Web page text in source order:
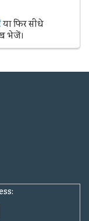
या फिर सीधे
भेजें।